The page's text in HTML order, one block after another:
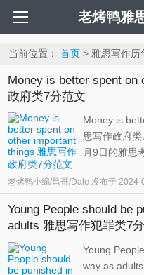
老烤鸭雅
当前位置： 首页> 雅思写作历
Money is better spent on
政府类7分范文
Money is
思写作政府
月9日的雅思
可以强调一
他用。 雅思
老烤鸭小编/昌哥/Dale 发布于 2024-
Young People should be
adults 雅思写作犯罪类7
Young
way as